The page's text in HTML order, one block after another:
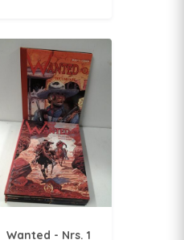
Wanted - Nrs. 1